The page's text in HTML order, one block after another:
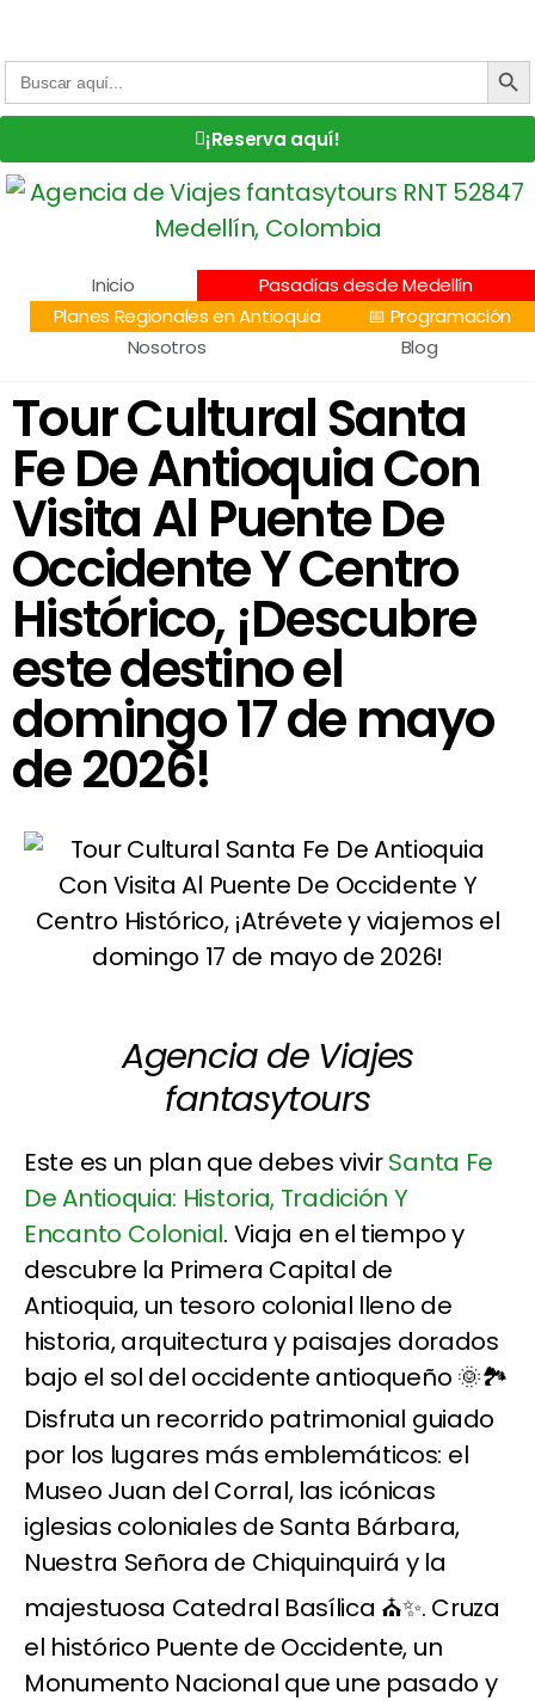
Buscar: BOTÓN
¡Reserva aquí!
Inicio
Pasadías desde Medellín
Planes Regionales en Antioquia
📅 Programación
Nosotros
Blog
Tour Cultural Santa
Fe De Antioquia Con
Visita Al Puente De
Occidente Y Centro
Histórico, ¡Descubre
este destino el
domingo 17 de mayo
de 2026!
Agencia de Viajes
fantasytours
Este es un plan que debes vivirSanta Fe
De Antioquia: Historia, Tradición Y
Encanto Colonial. Viaja en el tiempo y
descubre la Primera Capital de
Antioquia, un tesoro colonial lleno de
historia, arquitectura y paisajes dorados
bajo el sol del occidente antioqueño 🌞🏞️
Disfruta un recorrido patrimonial guiado
por los lugares más emblemáticos: el
Museo Juan del Corral, las icónicas
iglesias coloniales de Santa Bárbara,
Nuestra Señora de Chiquinquirá y la
majestuosa Catedral Basílica ⛪✨. Cruza
el histórico Puente de Occidente, un
Monumento Nacional que une pasado y